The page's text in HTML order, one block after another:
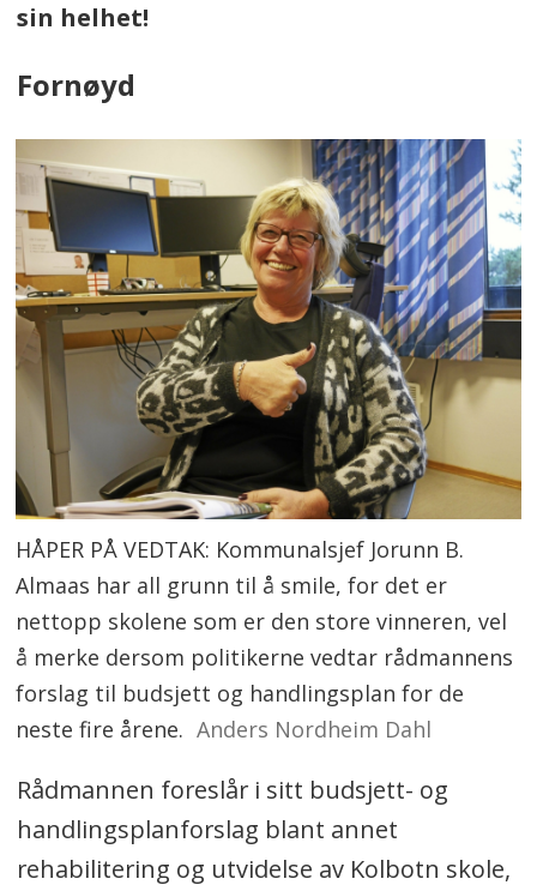
sin helhet!
Fornøyd
HÅPER PÅ VEDTAK: Kommunalsjef Jorunn B.
Almaas har all grunn til å smile, for det er
nettopp skolene som er den store vinneren, vel
å merke dersom politikerne vedtar rådmannens
forslag til budsjett og handlingsplan for de
neste fire årene. Anders Nordheim Dahl
Rådmannen foreslår i sitt budsjett- og
handlingsplanforslag blant annet
rehabilitering og utvidelse av Kolbotn skole,